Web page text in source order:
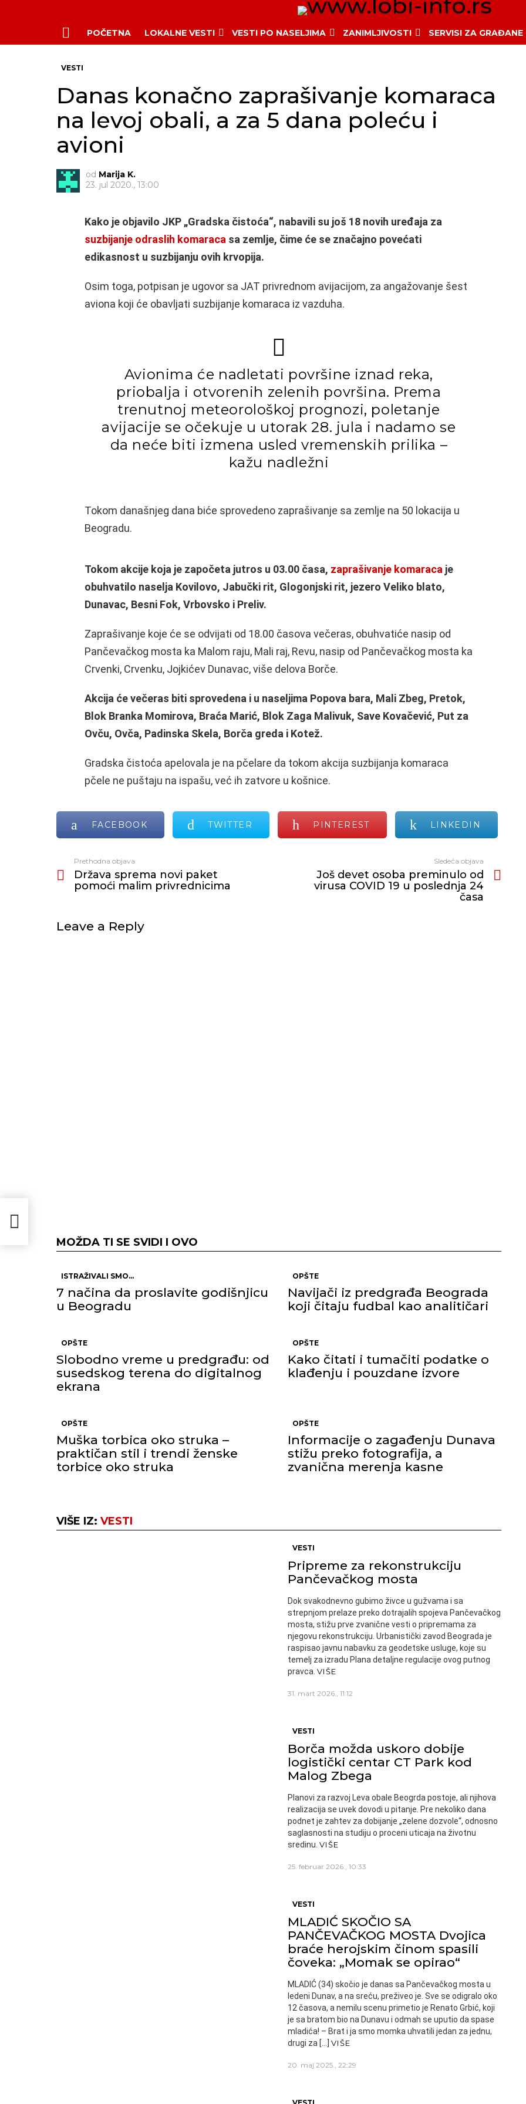
Menu
POČETNA LOKALNE VESTI VESTI PO NASELJIMA ZANIMLJIVOSTI SERVISI ZA GRAĐANE
VESTI
Danas konačno zaprašivanje komaraca
na levoj obali, a za 5 dana poleću i
avioni
od Marija K.
23. jul 2020., 13:00
Kako je objavilo JKP „Gradska čistoća“, nabavili su još 18 novih uređaja za
suzbijanje odraslih komaraca sa zemlje, čime će se značajno povećati
edikasnost u suzbijanju ovih krvopija.
Osim toga, potpisan je ugovor sa JAT privrednom avijacijom, za angažovanje šest
aviona koji će obavljati suzbijanje komaraca iz vazduha.
Avionima će nadletati površine iznad reka,
priobalja i otvorenih zelenih površina. Prema
trenutnoj meteorološkoj prognozi, poletanje
avijacije se očekuje u utorak 28. jula i nadamo se
da neće biti izmena usled vremenskih prilika –
kažu nadležni
Tokom današnjeg dana biće sprovedeno zaprašivanje sa zemlje na 50 lokacija u
Beogradu.
Tokom akcije koja je započeta jutros u 03.00 časa, zaprašivanje komaraca je
obuhvatilo naselja Kovilovo, Jabučki rit, Glogonjski rit, jezero Veliko blato,
Dunavac, Besni Fok, Vrbovsko i Preliv.
Zaprašivanje koje će se odvijati od 18.00 časova večeras, obuhvatiće nasip od
Pančevačkog mosta ka Malom raju, Mali raj, Revu, nasip od Pančevačkog mosta ka
Crvenki, Crvenku, Jojkićev Dunavac, više delova Borče.
Akcija će večeras biti sprovedena i u naseljima Popova bara, Mali Zbeg, Pretok,
Blok Branka Momirova, Braća Marić, Blok Zaga Malivuk, Save Kovačević, Put za
Ovču, Ovča, Padinska Skela, Borča greda i Kotež.
Gradska čistoća apelovala je na pčelare da tokom akcija suzbijanja komaraca
pčele ne puštaju na ispašu, već ih zatvore u košnice.
FACEBOOK TWITTER PINTEREST LINKEDIN
još
Prethodna objava
Država sprema novi paket
pomoći malim privrednicima
Sledeća objava
Još devet osoba preminulo od
virusa COVID 19 u poslednja 24
časa
Leave a Reply
MOŽDA TI SE SVIDI I OVO
ISTRAŽIVALI SMO...
7 načina da proslavite godišnjicu
u Beogradu
OPŠTE
Navijači iz predgrađa Beograda
koji čitaju fudbal kao analitičari
OPŠTE
Slobodno vreme u predgrađu: od
susedskog terena do digitalnog
ekrana
OPŠTE
Kako čitati i tumačiti podatke o
klađenju i pouzdane izvore
OPŠTE
Muška torbica oko struka –
praktičan stil i trendi ženske
torbice oko struka
OPŠTE
Informacije o zagađenju Dunava
stižu preko fotografija, a
zvanična merenja kasne
VIŠE IZ: VESTI
VESTI
Pripreme za rekonstrukciju
Pančevačkog mosta
Dok svakodnevno gubimo živce u gužvama i sa
strepnjom prelaze preko dotrajalih spojeva Pančevačkog
mosta, stižu prve zvanične vesti o pripremama za
njegovu rekonstrukciju. Urbanistički zavod Beograda je
raspisao javnu nabavku za geodetske usluge, koje su
temelj za izradu Plana detaljne regulacije ovog putnog
pravca. VIŠE
31. mart 2026., 11:12
VESTI
Borča možda uskoro dobije
logistički centar CT Park kod
Malog Zbega
Planovi za razvoj Leva obale Beogrda postoje, ali njihova
realizacija se uvek dovodi u pitanje. Pre nekoliko dana
podnet je zahtev za dobijanje „zelene dozvole“, odnosno
saglasnosti na studiju o proceni uticaja na životnu
sredinu. VIŠE
25. februar 2026., 10:33
VESTI
MLADIĆ SKOČIO SA
PANČEVAČKOG MOSTA Dvojica
braće herojskim činom spasili
čoveka: „Momak se opirao“
MLADIĆ (34) skočio je danas sa Pančevačkog mosta u
ledeni Dunav, a na sreću, preživeo je. Sve se odigralo oko
12 časova, a nemilu scenu primetio je Renato Grbić, koji
je sa bratom bio na Dunavu i odmah se uputio da spase
mladića! – Brat i ja smo momka uhvatili jedan za jednu,
drugi za […] VIŠE
20. maj 2025., 22:29